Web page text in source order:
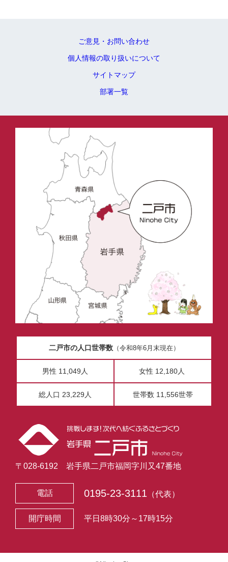
ご意見・お問い合わせ
個人情報の取り扱いについて
サイトマップ
部署一覧
二戸市の人口世帯数（令和8年6月末現在）
男性 11,049人 女性 12,180人
総人口 23,229人 世帯数 11,556世帯
〒028-6192 岩手県二戸市福岡字川又47番地
電話 0195-23-3111 （代表）
開庁時間 平日8時30分～17時15分